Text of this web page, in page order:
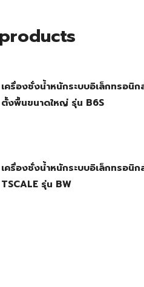
เครื่องชั่งน้ำหนักระบบอิเล็กทรอนิก
ตั้งพื้นขนาดใหญ่ รุ่น B6S
เครื่องชั่งน้ำหนักระบบอิเล็กทรอนิก
TSCALE รุ่น BW